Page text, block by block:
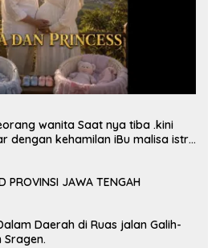
wanita Saat nya tiba .kini
dengan kehamilan iBu malisa istri
JAWA TENGAH
Daerah di Ruas jalan Galih-